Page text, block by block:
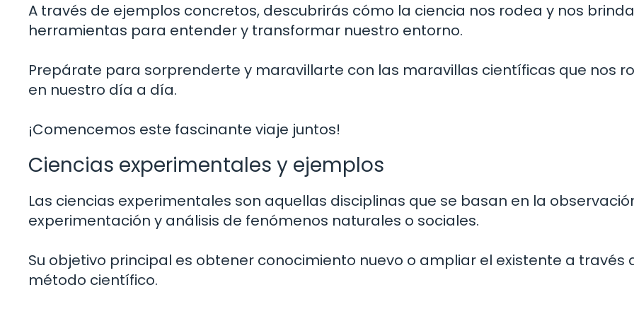
A través de ejemplos concretos, descubrirás cómo la ciencia nos rodea y nos brinda
herramientas para entender y transformar nuestro entorno.
Prepárate para sorprenderte y maravillarte con las maravillas científicas que nos
en nuestro día a día.
¡Comencemos este fascinante viaje juntos!
Ciencias experimentales y ejemplos
Las ciencias experimentales son aquellas disciplinas que se basan en la
experimentación y análisis de fenómenos naturales o sociales.
Su objetivo principal es obtener conocimiento nuevo o ampliar el existente a través
método científico.